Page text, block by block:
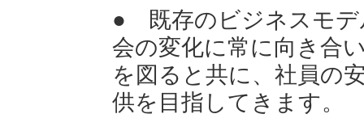
● 既存のビジネスモデ
会の変化に常に向き合
を図ると共に、社員の
供を目指してきます。